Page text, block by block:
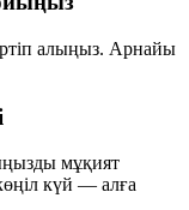
алыңыз. Арнайы
мұқият
күй — алға